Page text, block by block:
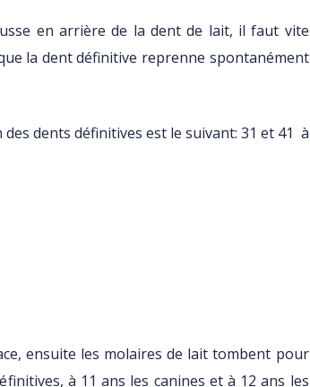
en arrière de la dent de lait, il faut vite
la dent définitive reprenne spontanément
des dents définitives est le suivant: 31 et 41 à
ensuite les molaires de lait tombent pour
à 11 ans les canines et à 12 ans les